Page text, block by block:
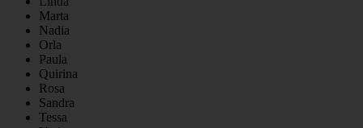
Marta
Nadia
Orla
Paula
Quirina
Rosa
Sandra
Tessa